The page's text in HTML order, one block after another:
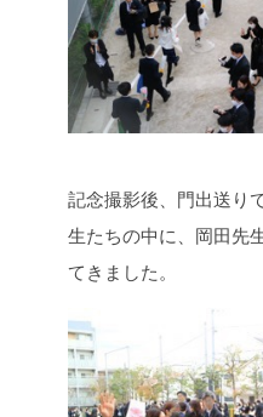
記念撮影後、門出送り
生たちの中に、岡田先
てきました。